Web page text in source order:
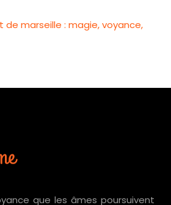
marseille : magie, voyance,
que les âmes poursuivent